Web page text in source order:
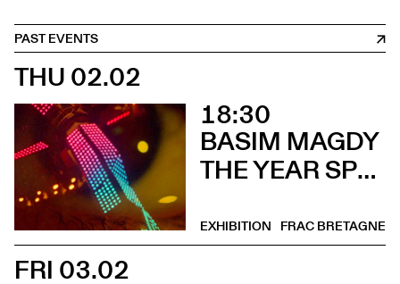
PAST EVENTS
THU 02.02
18:30
BASIM MAGDY
THE YEAR SPRING ARRIVED IN SEPTEMBER (Vernissage)
FRAC BRETAGNE
EXHIBITION
FRI 03.02